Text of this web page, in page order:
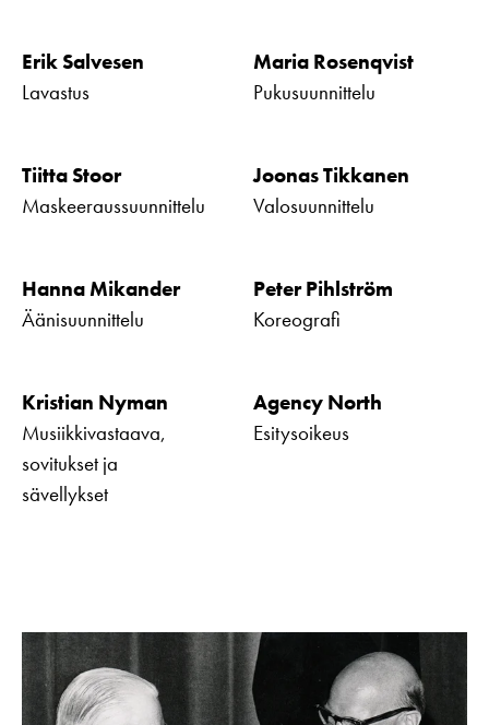
Erik Salvesen
Lavastus
Maria Rosenqvist
Pukusuunnittelu
Tiitta Stoor
Maskeeraussuunnittelu
Joonas Tikkanen
Valosuunnittelu
Hanna Mikander
Äänisuunnittelu
Peter Pihlström
Koreografi
Kristian Nyman
Musiikkivastaava,
sovitukset ja
sävellykset
Agency North
Esitysoikeus